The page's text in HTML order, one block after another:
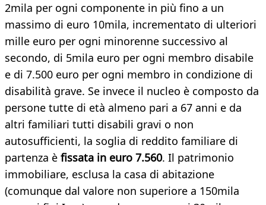
2mila per ogni componente in più fino a un
massimo di euro 10mila, incrementato di ulteriori
mille euro per ogni minorenne successivo al
secondo, di 5mila euro per ogni membro disabile
e di 7.500 euro per ogni membro in condizione di
disabilità grave. Se invece il nucleo è composto da
persone tutte di età almeno pari a 67 anni e da
altri familiari tutti disabili gravi o non
autosufficienti, la soglia di reddito familiare di
partenza è fissata in euro 7.560. Il patrimonio
immobiliare, esclusa la casa di abitazione
(comunque dal valore non superiore a 150mila